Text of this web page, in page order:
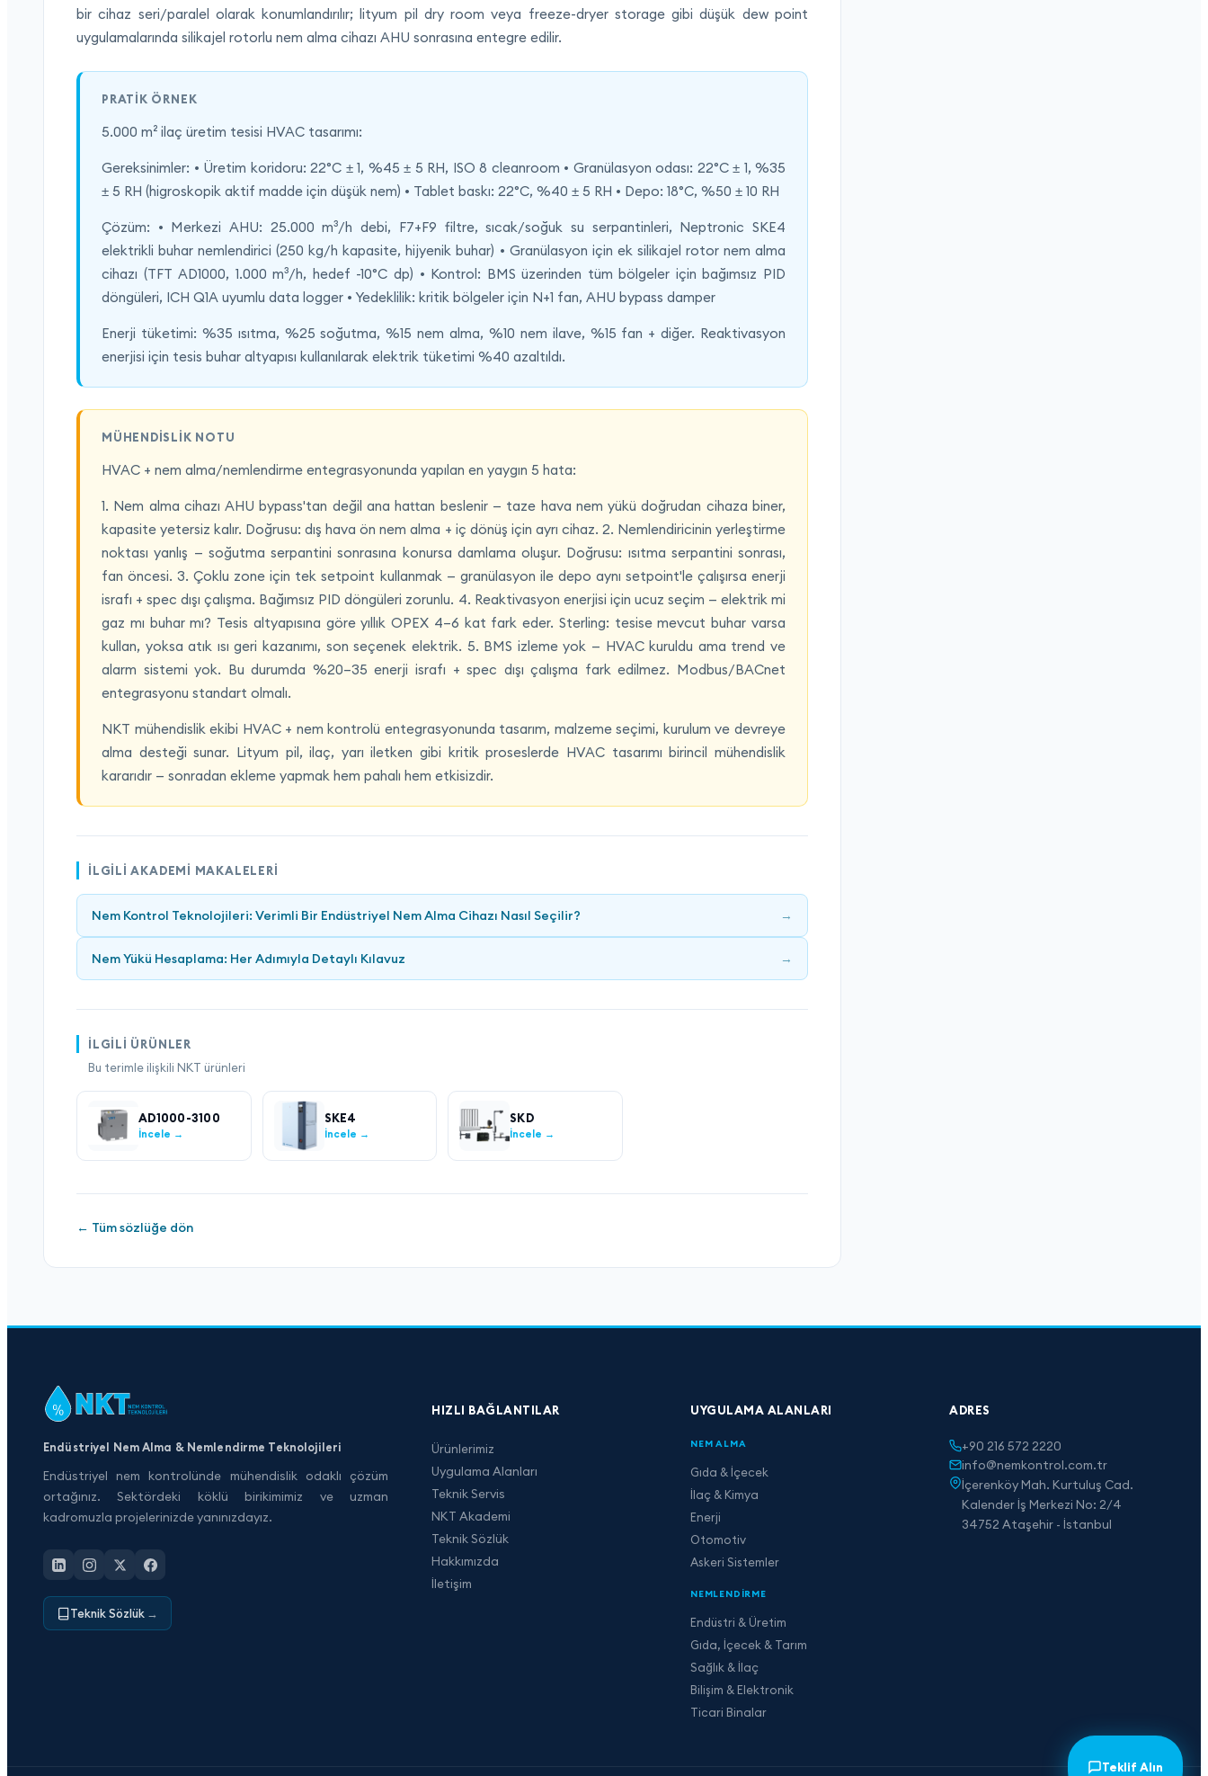
bir cihaz seri/paralel olarak konumlandırılır; lityum pil dry room veya freeze-dryer storage gibi düşük dew point
uygulamalarında silikajel rotorlu nem alma cihazı AHU sonrasına entegre edilir.
PRATIK ÖRNEK
5.000 m² ilaç üretim tesisi HVAC tasarımı:
Gereksinimler: • Üretim koridoru: 22°C ± 1, %45 ± 5 RH, ISO 8 cleanroom • Granülasyon odası: 22°C ± 1, %35
± 5 RH (higroskopik aktif madde için düşük nem) • Tablet baskı: 22°C, %40 ± 5 RH • Depo: 18°C, %50 ± 10 RH
Çözüm: • Merkezi AHU: 25.000 m³/h debi, F7+F9 filtre, sıcak/soğuk su serpantinleri, Neptronic SKE4
elektrikli buhar nemlendirici (250 kg/h kapasite, hijyenik buhar) • Granülasyon için ek silikajel rotor nem alma
cihazı (TFT AD1000, 1.000 m³/h, hedef -10°C dp) • Kontrol: BMS üzerinden tüm bölgeler için bağımsız PID
döngüleri, ICH Q1A uyumlu data logger • Yedeklilik: kritik bölgeler için N+1 fan, AHU bypass damper
Enerji tüketimi: %35 ısıtma, %25 soğutma, %15 nem alma, %10 nem ilave, %15 fan + diğer. Reaktivasyon
enerjisi için tesis buhar altyapısı kullanılarak elektrik tüketimi %40 azaltıldı.
MÜHENDISLIK NOTU
HVAC + nem alma/nemlendirme entegrasyonunda yapılan en yaygın 5 hata:
1. Nem alma cihazı AHU bypass'tan değil ana hattan beslenir — taze hava nem yükü doğrudan cihaza biner,
kapasite yetersiz kalır. Doğrusu: dış hava ön nem alma + iç dönüş için ayrı cihaz. 2. Nemlendiricinin yerleştirme
noktası yanlış — soğutma serpantini sonrasına konursa damlama oluşur. Doğrusu: ısıtma serpantini sonrası,
fan öncesi. 3. Çoklu zone için tek setpoint kullanmak — granülasyon ile depo aynı setpoint'le çalışırsa enerji
israfı + spec dışı çalışma. Bağımsız PID döngüleri zorunlu. 4. Reaktivasyon enerjisi için ucuz seçim — elektrik mi
gaz mı buhar mı? Tesis altyapısına göre yıllık OPEX 4–6 kat fark eder. Sterling: tesise mevcut buhar varsa
kullan, yoksa atık ısı geri kazanımı, son seçenek elektrik. 5. BMS izleme yok — HVAC kuruldu ama trend ve
alarm sistemi yok. Bu durumda %20–35 enerji israfı + spec dışı çalışma fark edilmez. Modbus/BACnet
entegrasyonu standart olmalı.
NKT mühendislik ekibi HVAC + nem kontrolü entegrasyonunda tasarım, malzeme seçimi, kurulum ve devreye
alma desteği sunar. Lityum pil, ilaç, yarı iletken gibi kritik proseslerde HVAC tasarımı birincil mühendislik
kararıdır — sonradan ekleme yapmak hem pahalı hem etkisizdir.
İLGILI AKADEMI MAKALELERI
Nem Kontrol Teknolojileri: Verimli Bir Endüstriyel Nem Alma Cihazı Nasıl Seçilir? →
Nem Yükü Hesaplama: Her Adımıyla Detaylı Kılavuz →
İLGILI ÜRÜNLER
Bu terimle ilişkili NKT ürünleri
AD1000-3100
İncele →
SKE4
İncele →
SKD
İncele →
← Tüm sözlüğe dön
Endüstriyel Nem Alma & Nemlendirme Teknolojileri
Endüstriyel nem kontrolünde mühendislik odaklı çözüm
ortağınız. Sektördeki köklü birikimimiz ve uzman
kadromuzla projelerinizde yanınızdayız.
Teknik Sözlük →
HIZLI BAĞLANTILAR
Ürünlerimiz
Uygulama Alanları
Teknik Servis
NKT Akademi
Teknik Sözlük
Hakkımızda
İletişim
UYGULAMA ALANLARI
NEM ALMA
Gıda & İçecek
İlaç & Kimya
Enerji
Otomotiv
Askeri Sistemler
NEMLENDIRME
Endüstri & Üretim
Gıda, İçecek & Tarım
Sağlık & İlaç
Bilişim & Elektronik
Ticari Binalar
ADRES
+90 216 572 2220
info@nemkontrol.com.tr
İçerenköy Mah. Kurtuluş Cad.
Kalender İş Merkezi No: 2/4
34752 Ataşehir - İstanbul
Teklif Alın